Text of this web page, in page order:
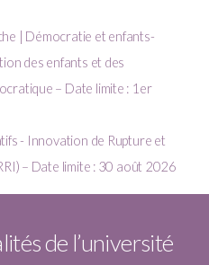
| Démocratie et enfants-
des enfants et des
– Date limite : 1er
- Innovation de Rupture et
– Date limite : 30 août 2026
de l’université